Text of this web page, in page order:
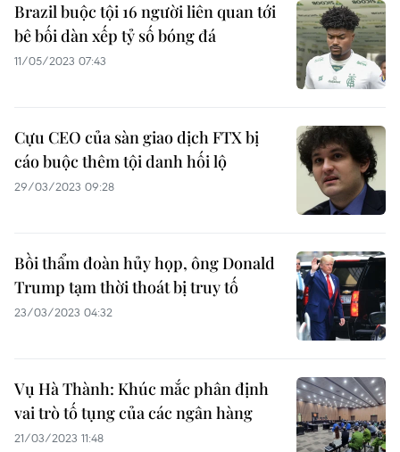
Brazil buộc tội 16 người liên quan tới
bê bối dàn xếp tỷ số bóng đá
11/05/2023 07:43
Cựu CEO của sàn giao dịch FTX bị
cáo buộc thêm tội danh hối lộ
29/03/2023 09:28
Bồi thẩm đoàn hủy họp, ông Donald
Trump tạm thời thoát bị truy tố
23/03/2023 04:32
Vụ Hà Thành: Khúc mắc phân định
vai trò tố tụng của các ngân hàng
21/03/2023 11:48